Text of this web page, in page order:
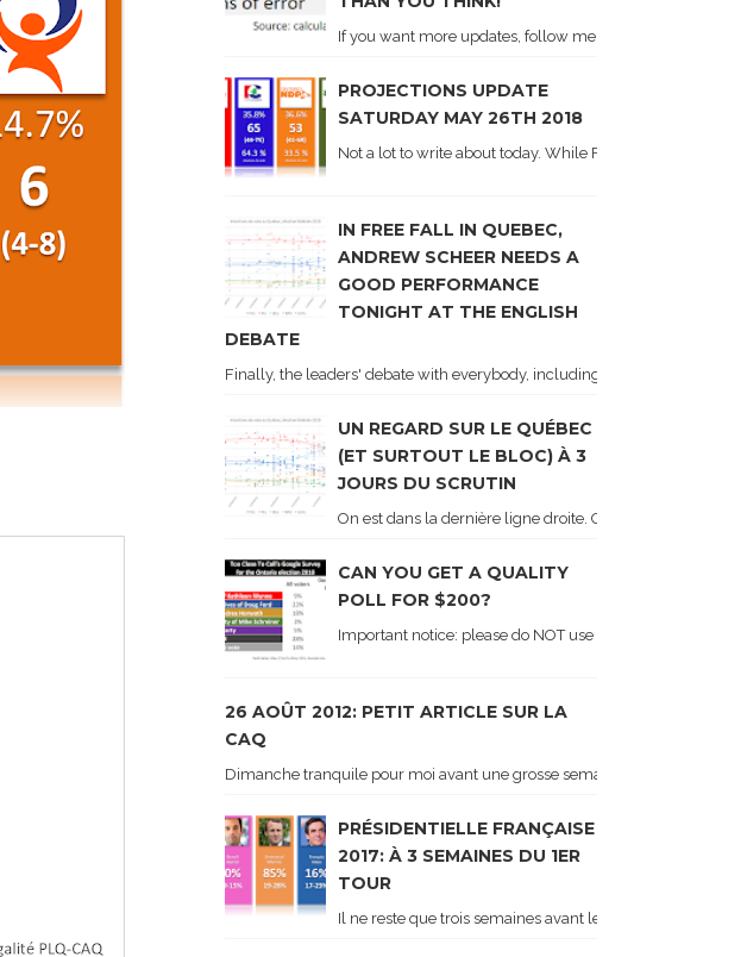
If you want more updates, follow me on Twitter . I'll post
PROJECTIONS UPDATE
SATURDAY MAY 26TH 2018
Not a lot to write about today. While Forum did come out
IN FREE FALL IN QUEBEC,
ANDREW SCHEER NEEDS A
GOOD PERFORMANCE
TONIGHT AT THE ENGLISH
DEBATE
Finally, the leaders' debate with everybody, including Justin Trudeau!
UN REGARD SUR LE QUÉBEC
(ET SURTOUT LE BLOC) À 3
JOURS DU SCRUTIN
On est dans la dernière ligne droite. On le sait car les
CAN YOU GET A QUALITY
POLL FOR $200?
Important notice: please do NOT use the numbers of
26 AOÛT 2012: PETIT ARTICLE SUR LA
CAQ
Dimanche tranquile pour moi avant une grosse semaine. Voici sur le
PRÉSIDENTIELLE FRANÇAISE
2017: À 3 SEMAINES DU 1ER
TOUR
Il ne reste que trois semaines avant le 1er tour de